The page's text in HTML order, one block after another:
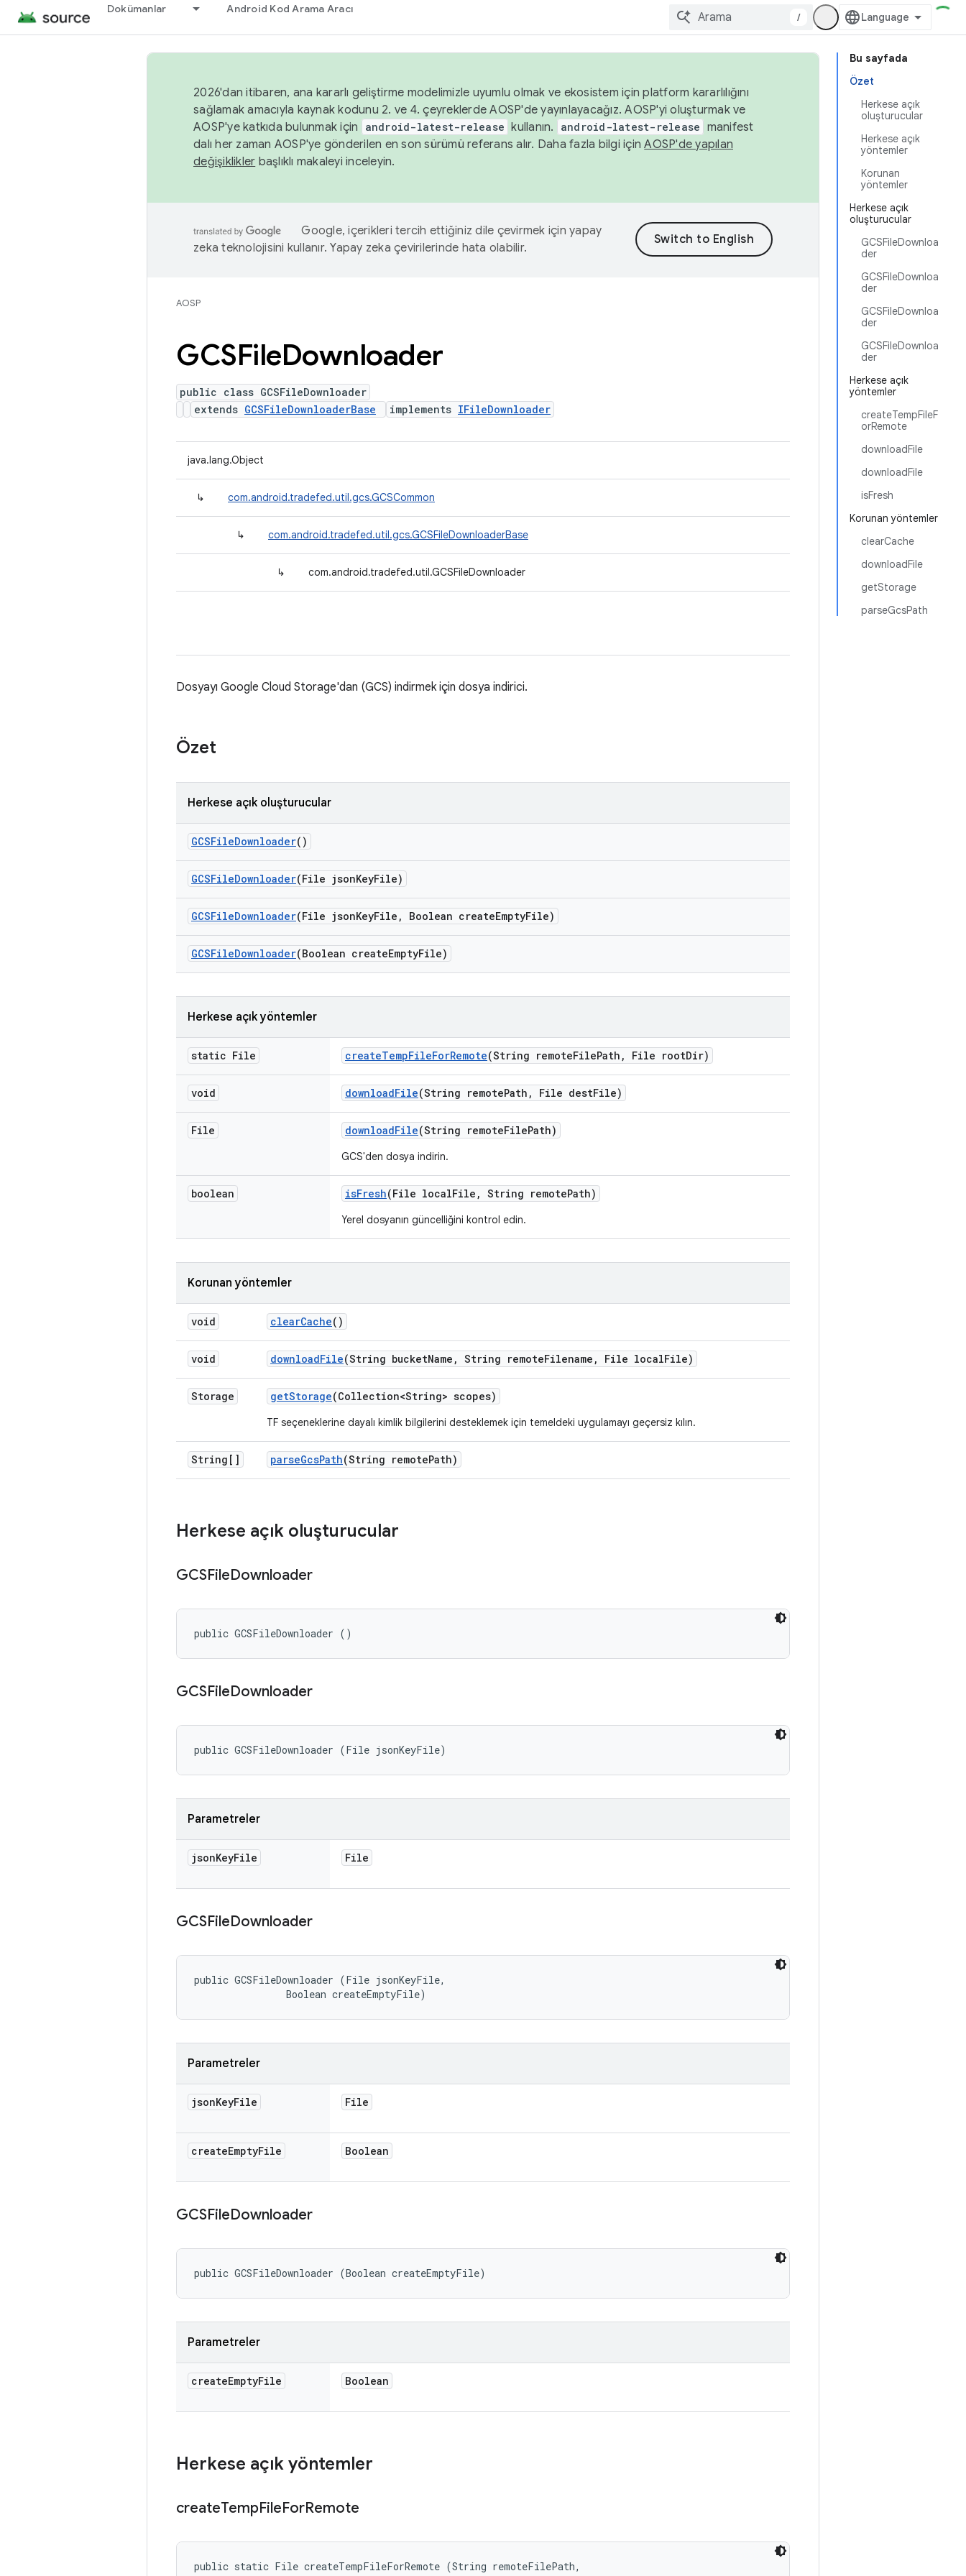
Dokümanlar Android Kod Arama Aracı
/
Bu sayfada
Özet
Herkese açık
oluşturucular
Herkese açık
yöntemler
Korunan
yöntemler
Herkese açık
oluşturucular
GCSFileDownloa
der
GCSFileDownloa
der
GCSFileDownloa
der
GCSFileDownloa
der
Herkese açık
yöntemler
createTempFileF
orRemote
downloadFile
downloadFile
isFresh
Korunan yöntemler
clearCache
downloadFile
getStorage
parseGcsPath
2026'dan itibaren, ana kararlı geliştirme modelimizle uyumlu olmak ve ekosistem için platform kararlılığını
sağlamak amacıyla kaynak kodunu 2. ve 4. çeyreklerde AOSP'de yayınlayacağız. AOSP'yi oluşturmak ve
AOSP'ye katkıda bulunmak için
android-latest-release kullanın. android-latest-release manifest
dalı her zaman AOSP'ye gönderilen en son sürümü referans alır. Daha fazla bilgi içinAOSP'de yapılan
değişiklikler başlıklı makaleyi inceleyin.
Google, içerikleri tercih ettiğiniz dile çevirmek için yapay
zeka teknolojisini kullanır. Yapay zeka çevirilerinde hata olabilir.
AOSP
GCSFileDownloader
public class GCSFileDownloader
extends GCSFileDownloaderBase implements IFileDownloader
java.lang.Object
↳ com.android.tradefed.util.gcs.GCSCommon
↳ com.android.tradefed.util.gcs.GCSFileDownloaderBase
↳ com.android.tradefed.util.GCSFileDownloader
Dosyayı Google Cloud Storage'dan (GCS) indirmek için dosya indirici.
Özet
Herkese açık oluşturucular
GCSFileDownloader()
GCSFileDownloader(File jsonKeyFile)
GCSFileDownloader(File jsonKeyFile , Boolean createEmptyFile)
GCSFileDownloader(Boolean createEmptyFile)
Herkese açık yöntemler
static File createTempFileForRemote(String remoteFilePath , File rootDir)
void downloadFile(String remotePath , File destFile)
File downloadFile(String remoteFilePath)
GCS'den dosya indirin.
boolean isFresh(File localFile , String remotePath)
Yerel dosyanın güncelliğini kontrol edin.
Korunan yöntemler
void clearCache()
void downloadFile(String bucketName , String remoteFilename , File localFile)
Storage getStorage(Collection<String> scopes)
TF seçeneklerine dayalı kimlik bilgilerini desteklemek için temeldeki uygulamayı geçersiz kılın.
String[] parseGcsPath(String remotePath)
Herkese açık oluşturucular
GCSFileDownloader
public GCSFileDownloader ()
GCSFileDownloader
public GCSFileDownloader (File jsonKeyFile)
Parametreler
jsonKeyFile File
GCSFileDownloader
public GCSFileDownloader (File jsonKeyFile,
                Boolean createEmptyFile)
Parametreler
jsonKeyFile File
createEmptyFile Boolean
GCSFileDownloader
public GCSFileDownloader (Boolean createEmptyFile)
Parametreler
createEmptyFile Boolean
Herkese açık yöntemler
createTempFileForRemote
public static File createTempFileForRemote (String remoteFilePath,